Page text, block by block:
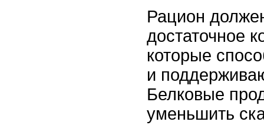
Рацион
достаточное
которые
и
Белковые
уменьшить